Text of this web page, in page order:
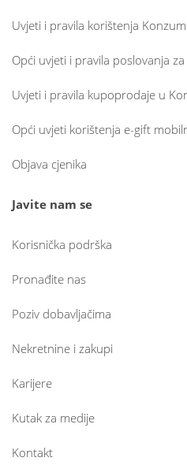
Uvjeti i pravila korištenja
Opći uvjeti i pravila poslovanja
Uvjeti i pravila kupoprodaje u
Opći uvjeti korištenja e-gift
Objava cjenika
Javite nam se
Korisnička podrška
Pronađite nas
Poziv dobavljačima
Nekretnine i zakupi
Karijere
Kutak za medije
Kontakt